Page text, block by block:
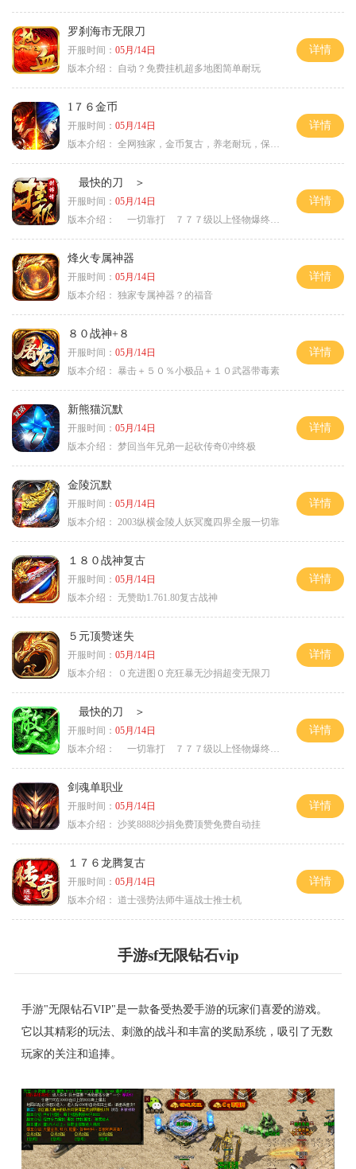
罗刹海市无限刀
开服时间： 05月/14日
版本介绍：
自动？免费挂机超多地图简单耐玩
详情
1７６金币
开服时间： 05月/14日
版本介绍： 全网独家，金币复古，养老耐玩，保底回収
详情
最快的刀 ＞
开服时间： 05月/14日
版本介绍：
一切靠打 ７７７级以上怪物爆终极 ＞
详情
烽火专属神器
开服时间： 05月/14日
版本介绍： 独家专属神器？的福音
详情
８０战神+８
开服时间： 05月/14日
版本介绍： 暴击＋５０％小极品＋１０武器带毒素
详情
新熊猫沉默
开服时间： 05月/14日
版本介绍： 梦回当年兄弟一起砍传奇0冲终极
详情
金陵沉默
开服时间： 05月/14日
版本介绍：
2003纵横金陵人妖冥魔四界全服一切靠
详情
１８０战神复古
开服时间： 05月/14日
版本介绍： 无赞助1.761.80复古战神
详情
５元顶赞迷失
开服时间： 05月/14日
版本介绍：
０充进图０充狂暴无沙捐超变无限刀
详情
最快的刀 ＞
开服时间： 05月/14日
版本介绍：
一切靠打 ７７７级以上怪物爆终极 ＞
详情
剑魂单职业
开服时间： 05月/14日
版本介绍： 沙奖8888沙捐免费顶赞免费自动挂
详情
１７６龙腾复古
开服时间： 05月/14日
版本介绍： 道士强势法师牛逼战士推士机
详情
手游sf无限钻石vip
手游"无限钻石VIP"是一款备受热爱手游的玩家们喜爱的游戏。
它以其精彩的玩法、刺激的战斗和丰富的奖励系统，吸引了无数
玩家的关注和追捧。